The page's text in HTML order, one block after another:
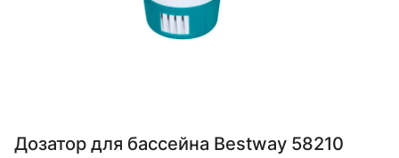
Дозатор для бассейна Bestway 58210